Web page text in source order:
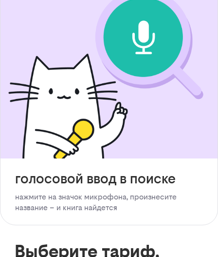
голосовой ввод в поиске
нажмите на значок микрофона, произнесите
название – и книга найдется
Выберите тариф,